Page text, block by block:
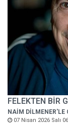
FELEKTEN BİR
NAİM
07 Nisan 2026 Salı